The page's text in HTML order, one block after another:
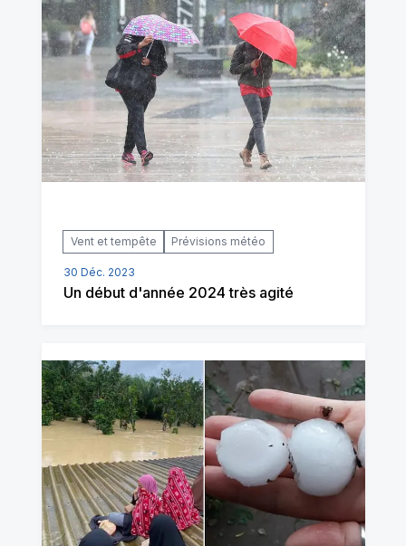
Vent et tempête Prévisions météo
30 Déc. 2023
Un début d'année 2024 très agité